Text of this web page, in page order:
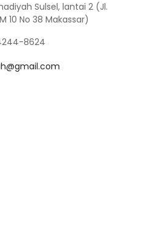
Sulsel, lantai 2 (Jl.
10 No 38 Makassar)
8624